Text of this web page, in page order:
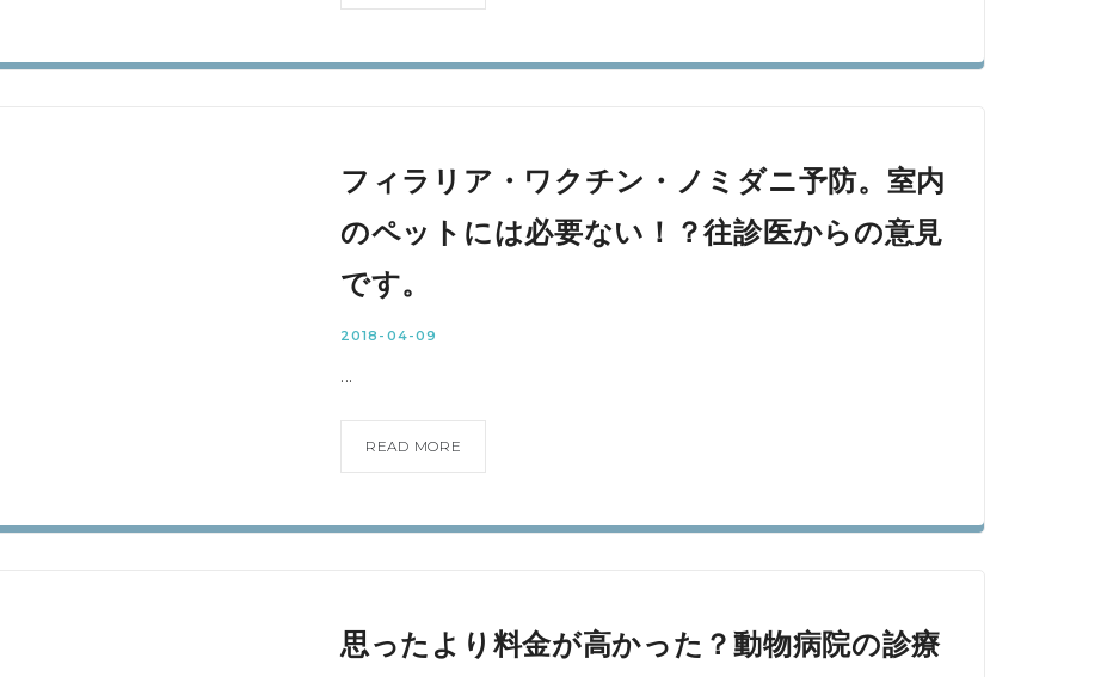
フィラリア・ワクチン・ノミダニ予防。室内
のペットには必要ない！？往診医からの意見
です。
2018-04-09
...
READ MORE
思ったより料金が高かった？動物病院の診療